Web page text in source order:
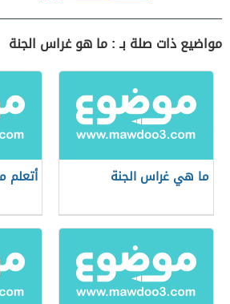
مواضيع ذات صلة بـ : ما هو غراس الجنة
ما هي غراس الجنة أتعلم